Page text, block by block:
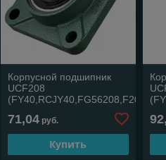
Корпусной подшипник
UCF208
(FY40,RCJY40,FG56208,F208)
71,04руб.
Купить